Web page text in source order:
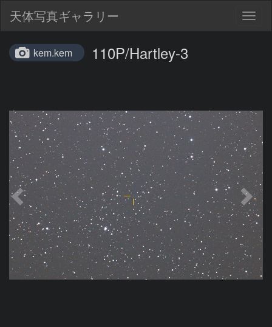
天体写真ギャラリー
kem.kem 110P/Hartley-3